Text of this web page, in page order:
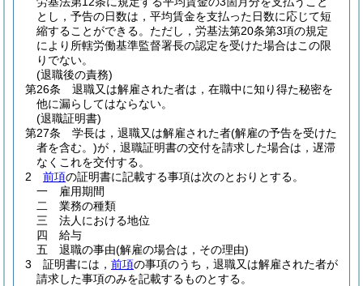
とし，予告の日数は，平均賃金を支払った日数に応じて短
縮することができる。 ただし，労基法第20条第3項の規定
により所轄労働基準監督署長の認定を受けた場合はこの限
りでない。
(退職後の責務)
第26条
退職又は解雇された者は，在職中に知り得た秘密を
他に漏らしてはならない。
(退職証明書)
第27条
学長は，退職又は解雇された者(解雇の予告を受けた
者を含む。)が，退職証明書の交付を請求した場合は，遅滞
なくこれを交付する。
2
前項の証明書に記載する事項は次のとおりとする。
一
雇用期間
二
業務の種類
三
法人における地位
四
給与
五
退職の事由(解雇の場合は，その理由)
3
証明書には， 前項の事項のうち，退職又は解雇された者が
請求した事項のみを記載するものとする。